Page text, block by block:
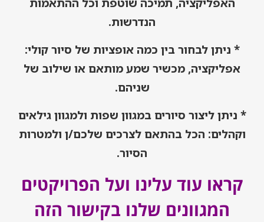
האפליקציה, תמיכה שוטפת וכל ההתאמות
הנדרשות.
* ניתן לבחור בין כמה אופציות של סיור קולי:
אפליקציה, מכשיר שמע מותאם או שילוב של
שניהם.
* ניתן ליצור סיורים במגוון שפות ולמגוון גילאים
וקהלים: הכל בהתאם לצרכים שלכם/ן ולמטרות
הסיור.
קראו עוד עלינו ועל הפרויקטים
המגוונים שלנו בקישור הזה